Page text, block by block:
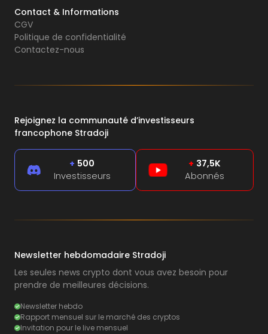
Contact & Informations
CGV
Politique de confidentialité
Contactez-nous
Rejoignez la communauté d’investisseurs
francophone Stradoji
+ 500
Investisseurs
+ 37,5K
Abonnés
Newsletter hebdomadaire Stradoji
Les seules news crypto dont vous avez besoin pour
prendre de meilleures décisions.
Newsletter hebdo
Rapport mensuel sur le marché des cryptos
Invitation pour le live mensuel